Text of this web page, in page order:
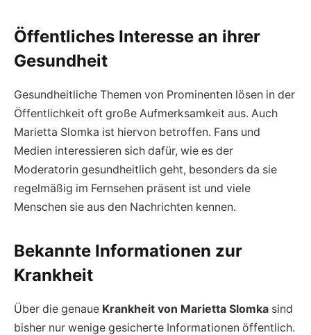
Öffentliches Interesse an ihrer
Gesundheit
Gesundheitliche Themen von Prominenten lösen in der
Öffentlichkeit oft große Aufmerksamkeit aus. Auch
Marietta Slomka ist hiervon betroffen. Fans und
Medien interessieren sich dafür, wie es der
Moderatorin gesundheitlich geht, besonders da sie
regelmäßig im Fernsehen präsent ist und viele
Menschen sie aus den Nachrichten kennen.
Bekannte Informationen zur
Krankheit
Über die genaue Krankheit von Marietta Slomka sind
bisher nur wenige gesicherte Informationen öffentlich.